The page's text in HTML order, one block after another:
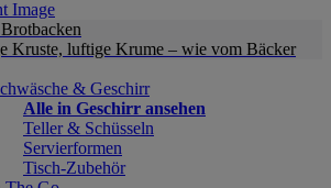
Kruste, luftige Krume – wie vom Bäcker
& Geschirr
Alle in Geschirr ansehen
Teller & Schüsseln
Servierformen
Tisch-Zubehör